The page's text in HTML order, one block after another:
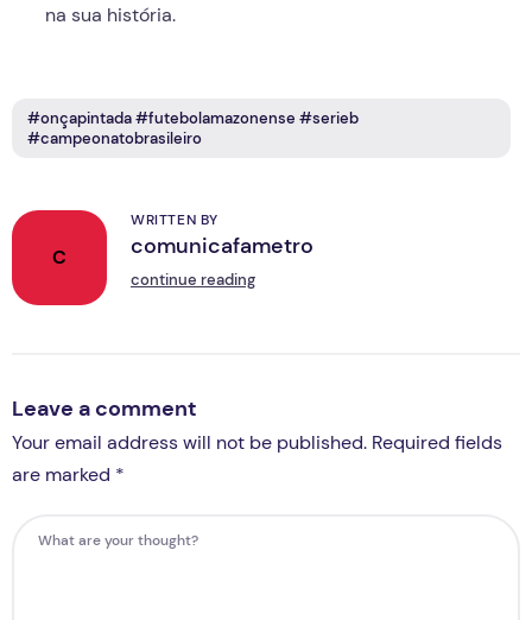
na sua história.
#onçapintada #futebolamazonense #serieb
#campeonatobrasileiro
C
WRITTEN BY
comunicafametro
continue reading
Leave a comment
Your email address will not be published. Required fields
are marked *